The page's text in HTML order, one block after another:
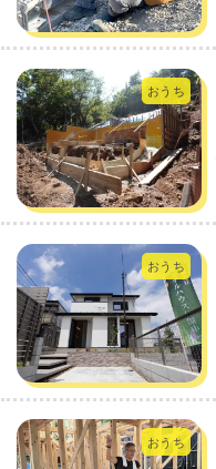
おうち
おうち
おうち